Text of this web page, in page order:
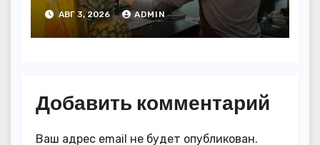
АВГ 3, 2026 ADMIN
Добавить комментарий
Ваш адрес email не будет опубликован.